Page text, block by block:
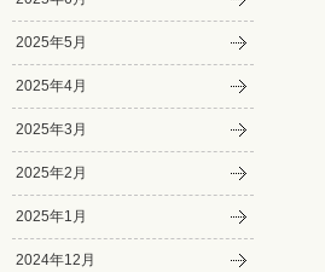
2025年5月
2025年4月
2025年3月
2025年2月
2025年1月
2024年12月